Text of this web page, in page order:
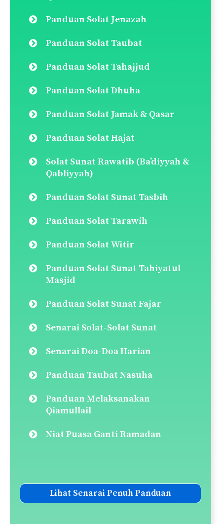
Panduan Solat Jenazah
Panduan Solat Taubat
Panduan Solat Tahajjud
Panduan Solat Dhuha
Panduan Solat Jamak & Qasar
Panduan Solat Hajat
Solat Sunat Rawatib (Ba’diyyah &
Qabliyyah)
Panduan Solat Sunat Tasbih
Panduan Solat Tarawih
Panduan Solat Witir
Panduan Solat Sunat Tahiyatul
Masjid
Panduan Solat Sunat Fajar
Senarai Solat-Solat Sunat
Senarai Doa-Doa Harian
Panduan Taubat Nasuha
Panduan Melaksanakan
Qiamullail
Niat Puasa Ganti Ramadan
Lihat Senarai Penuh Panduan